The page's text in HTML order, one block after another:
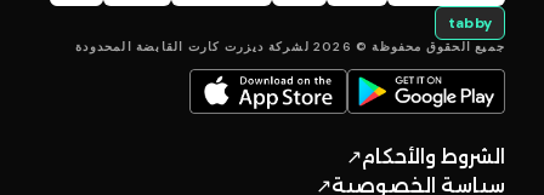
tabby
جميع الحقوق محفوظة © 2026 لشركة ديزرت كارت القابضة المحدودة
الشروط والأحكام↗
سياسة الخصوصية↗